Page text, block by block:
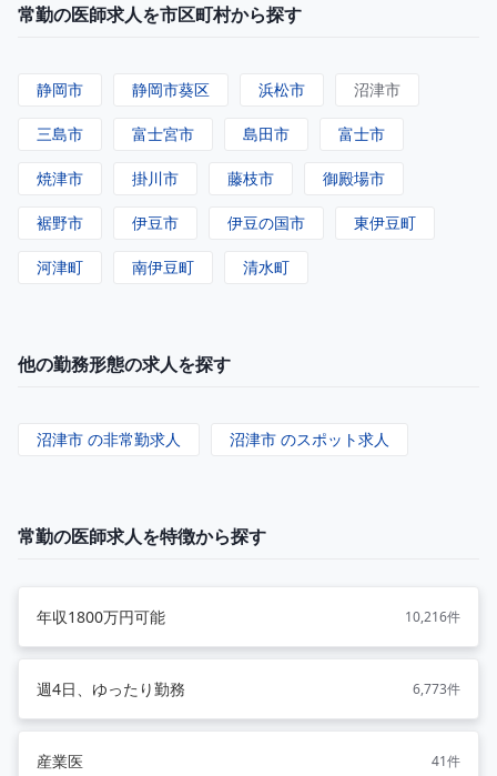
常勤の医師求人を市区町村から探す
静岡市 静岡市葵区 浜松市 沼津市
三島市 富士宮市 島田市 富士市
焼津市 掛川市 藤枝市 御殿場市
裾野市 伊豆市 伊豆の国市 東伊豆町
河津町 南伊豆町 清水町
他の勤務形態の求人を探す
沼津市 の非常勤求人 沼津市 のスポット求人
常勤の医師求人を特徴から探す
年収1800万円可能 10,216件
週4日、ゆったり勤務 6,773件
産業医 41件